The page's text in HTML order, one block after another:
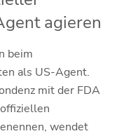
agieren
beim
als US-Agent.
mit der FDA
wendet